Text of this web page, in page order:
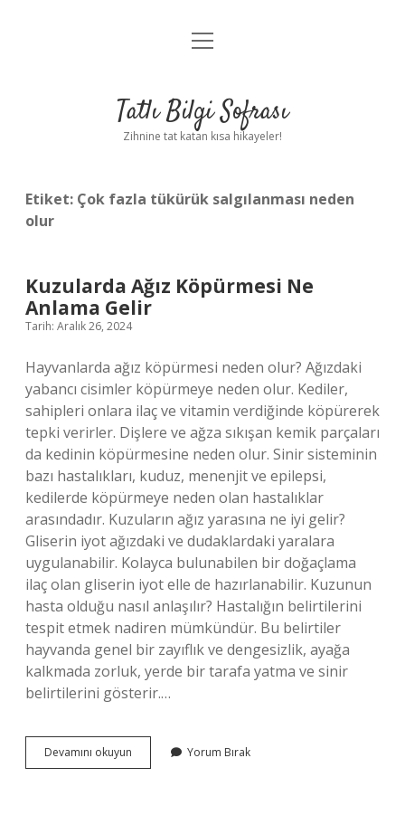
Anasayfa
Yasal Uyarı
menüyü
Tatlı Bilgi Sofrası
Zihnine tat katan kısa hikayeler!
Etiket: Çok fazla tükürük salgılanması neden
olur
Kuzularda Ağız Köpürmesi Ne
Anlama Gelir
Tarih: Aralık 26, 2024
Hayvanlarda ağız köpürmesi neden olur? Ağızdaki
yabancı cisimler köpürmeye neden olur. Kediler,
sahipleri onlara ilaç ve vitamin verdiğinde köpürerek
tepki verirler. Dişlere ve ağza sıkışan kemik parçaları
da kedinin köpürmesine neden olur. Sinir sisteminin
bazı hastalıkları, kuduz, menenjit ve epilepsi,
kedilerde köpürmeye neden olan hastalıklar
arasındadır. Kuzuların ağız yarasına ne iyi gelir?
Gliserin iyot ağızdaki ve dudaklardaki yaralara
uygulanabilir. Kolayca bulunabilen bir doğaçlama
ilaç olan gliserin iyot elle de hazırlanabilir. Kuzunun
hasta olduğu nasıl anlaşılır? Hastalığın belirtilerini
tespit etmek nadiren mümkündür. Bu belirtiler
hayvanda genel bir zayıflık ve dengesizlik, ayağa
kalkmada zorluk, yerde bir tarafa yatma ve sinir
belirtilerini gösterir.…
Devamını okuyun Kuzularda
Ağız
Yorum Bırak